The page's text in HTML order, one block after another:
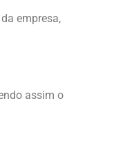
empresa,
assim o